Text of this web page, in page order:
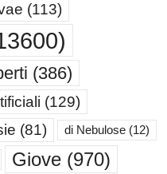
(113)
(386)
(129)
(81) di Nebulose (12)
Giove (970)